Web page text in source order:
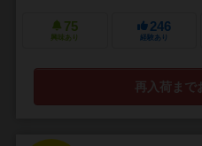
75
興味あり
246
経験あり
再入荷まで